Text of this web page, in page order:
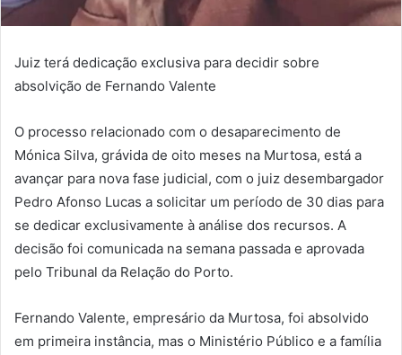
Juiz terá dedicação exclusiva para decidir sobre
absolvição de Fernando Valente
O processo relacionado com o desaparecimento de
Mónica Silva, grávida de oito meses na Murtosa, está a
avançar para nova fase judicial, com o juiz desembargador
Pedro Afonso Lucas a solicitar um período de 30 dias para
se dedicar exclusivamente à análise dos recursos. A
decisão foi comunicada na semana passada e aprovada
pelo Tribunal da Relação do Porto.
Fernando Valente, empresário da Murtosa, foi absolvido
em primeira instância, mas o Ministério Público e a família